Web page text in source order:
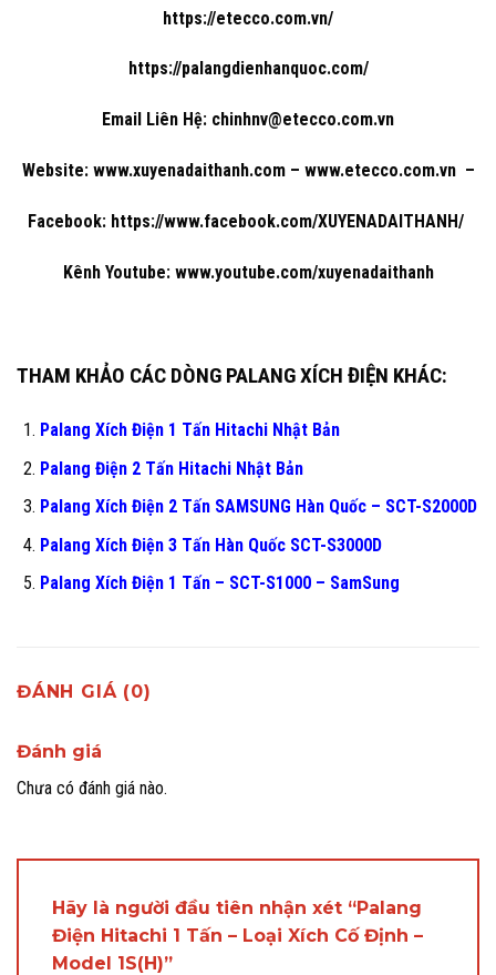
https://etecco.com.vn/
https://palangdienhanquoc.com/
Email Liên Hệ: chinhnv@etecco.com.vn
Website: www.xuyenadaithanh.com – www.etecco.com.vn –
Facebook: https://www.facebook.com/XUYENADAITHANH/
Kênh Youtube: www.youtube.com/xuyenadaithanh
THAM KHẢO CÁC DÒNG PALANG XÍCH ĐIỆN KHÁC:
Palang Xích Điện 1 Tấn Hitachi Nhật Bản
Palang Điện 2 Tấn Hitachi Nhật Bản
Palang Xích Điện 2 Tấn SAMSUNG Hàn Quốc – SCT-S2000D
Palang Xích Điện 3 Tấn Hàn Quốc SCT-S3000D
Palang Xích Điện 1 Tấn – SCT-S1000 – SamSung
ĐÁNH GIÁ (0)
Đánh giá
Chưa có đánh giá nào.
Hãy là người đầu tiên nhận xét “Palang
Điện Hitachi 1 Tấn – Loại Xích Cố Định –
Model 1S(H)”